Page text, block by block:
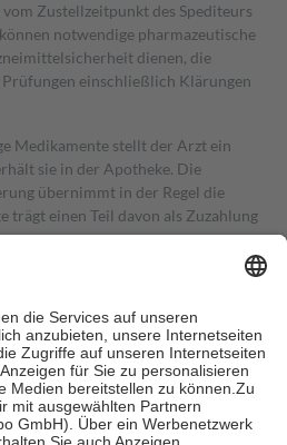
Zustellzeitpunkt des Spediteurs
notwendige pharmazeutische
dienen, die
einschließlich Klärungen
Medikamente stellt der Arzt ein
sie in der Apotheke. Die
übernimmt in der Regel die
trägt einen Teil davon als Zuzahlung
Zuzahlungen in Höhe von zehn
jedoch nie mehr als die tatsächlichen
auch für Online-Apotheken.
Krankenpflege beträgt die
sowie zehn Euro je